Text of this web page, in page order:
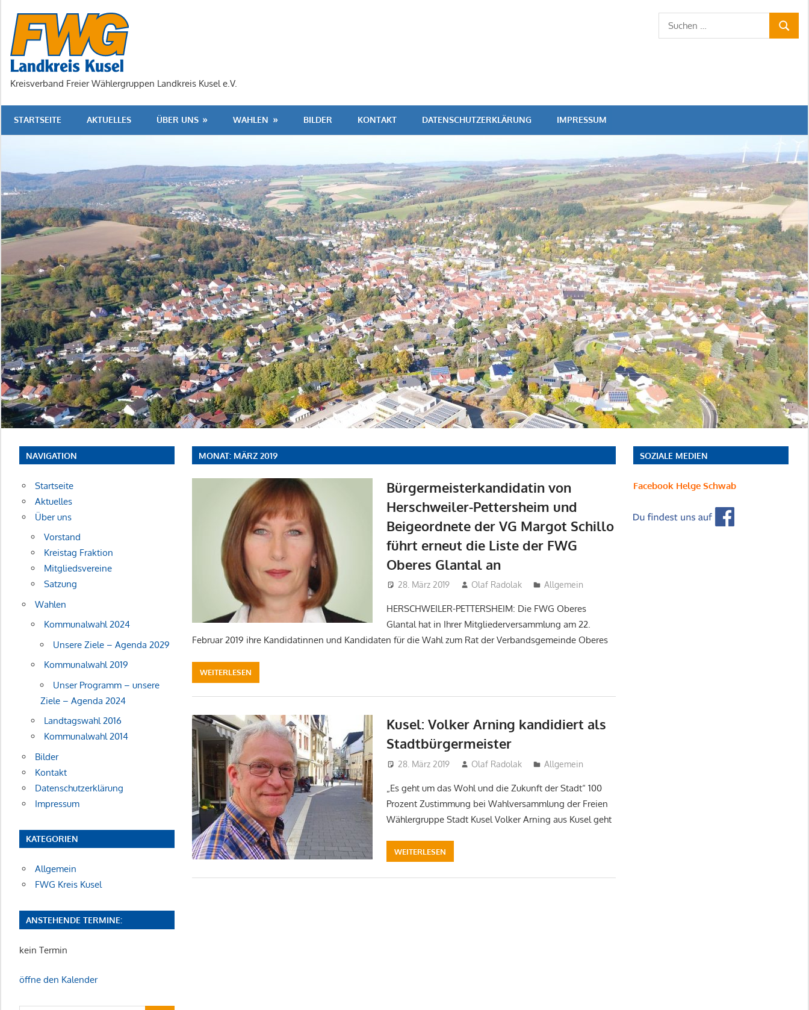
Inhalt
springen
Kreisverband Freier Wählergruppen Landkreis Kusel e.V.
Suchen
nach:
STARTSEITE AKTUELLES ÜBER UNS WAHLEN BILDER KONTAKT DATENSCHUTZERKLÄRUNG IMPRESSUM
MONAT: MÄRZ 2019
Bürgermeisterkandidatin von
Herschweiler-Pettersheim und
Beigeordnete der VG Margot Schillo
führt erneut die Liste der FWG
Oberes Glantal an
28. März 2019 Olaf Radolak Allgemein
HERSCHWEILER-PETTERSHEIM: Die FWG Oberes
Glantal hat in Ihrer Mitgliederversammlung am 22.
Februar 2019 ihre Kandidatinnen und Kandidaten für die Wahl zum Rat der Verbandsgemeinde Oberes
WEITERLESEN
Kusel: Volker Arning kandidiert als
Stadtbürgermeister
28. März 2019 Olaf Radolak Allgemein
„Es geht um das Wohl und die Zukunft der Stadt“ 100
Prozent Zustimmung bei Wahlversammlung der Freien
Wählergruppe Stadt Kusel Volker Arning aus Kusel geht
WEITERLESEN
NAVIGATION
Startseite
Aktuelles
Über uns
Vorstand
Kreistag Fraktion
Mitgliedsvereine
Satzung
Wahlen
Kommunalwahl 2024
Unsere Ziele – Agenda 2029
Kommunalwahl 2019
Unser Programm – unsere
Ziele – Agenda 2024
Landtagswahl 2016
Kommunalwahl 2014
Bilder
Kontakt
Datenschutzerklärung
Impressum
KATEGORIEN
Allgemein
FWG Kreis Kusel
ANSTEHENDE TERMINE:
kein Termin
öffne den Kalender
SOZIALE MEDIEN
Facebook Helge Schwab